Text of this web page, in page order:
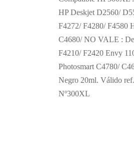
HP Deskjet D2560/
F4272/ F4280/ F4580
C4680/ NO VALE :
F4210/ F2420 Envy
Photosmart C4780/
Negro 20ml. Válido
Nº300XL